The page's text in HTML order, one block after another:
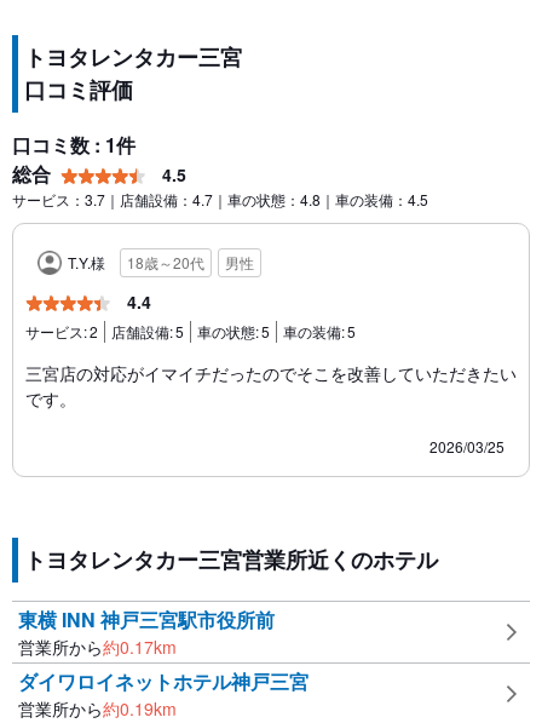
トヨタレンタカー三宮
口コミ評価
口コミ数 : 1件
総合
4.5
サービス：3.7｜店舗設備：4.7｜車の状態：4.8｜車の装備：4.5
T.Y.様 18歳～20代 男性
4.4
サービス:2 店舗設備:5 車の状態:5 車の装備:5
三宮店の対応がイマイチだったのでそこを改善していただきたい
です。
2026/03/25
トヨタレンタカー三宮営業所近くのホテル
東横 INN 神戸三宮駅市役所前
営業所から約0.17km
ダイワロイネットホテル神戸三宮
営業所から約0.19km